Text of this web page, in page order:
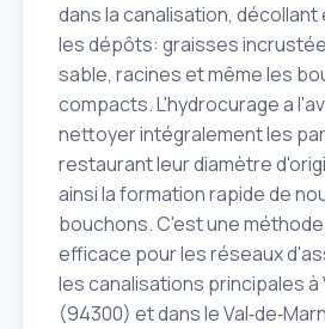
dans la canalisation,
les dépôts: graisses
sable, racines et même les
compacts. L'hydrocurage a
nettoyer intégralement les
restaurant leur diamètre
ainsi la formation rapide de
bouchons. C'est une
efficace pour les réseaux
les canalisations principales à
(94300) et dans le